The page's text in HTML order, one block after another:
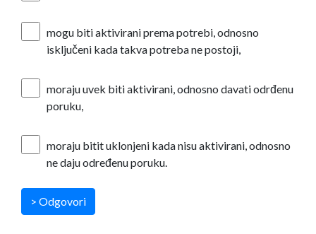
mogu biti aktivirani prema potrebi, odnosno
isključeni kada takva potreba ne postoji,
moraju uvek biti aktivirani, odnosno davati odrđenu
poruku,
moraju bitit uklonjeni kada nisu aktivirani, odnosno
ne daju određenu poruku.
> Odgovori